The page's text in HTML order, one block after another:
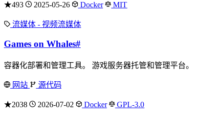
★493 2025-05-26 Docker MIT
流媒体 - 视频流媒体
Games on Whales#
容器化部署和管理工具。 游戏服务器托管和管理平台。
网站 源代码
★2038 2026-07-02 Docker GPL-3.0